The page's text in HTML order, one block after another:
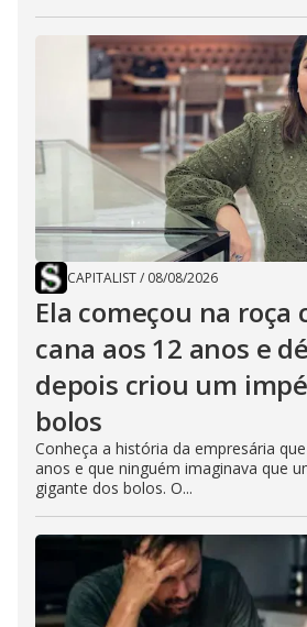
CAPITALIST/ 08/08/2026
Ela começou na roça
cana aos 12 anos e
depois criou um
bolos
Conheça a história da empresária
anos e que ninguém imaginava que
gigante dos bolos. O...